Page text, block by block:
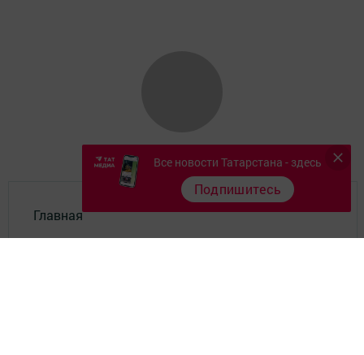
Главная
Все новости Татарстана - здесь
Подпишитесь